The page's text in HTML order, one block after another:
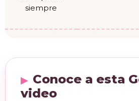
siempre
Conoce a esta
video